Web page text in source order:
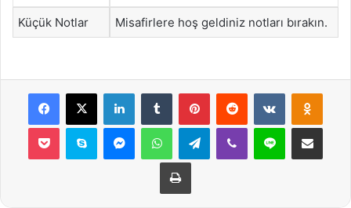
Küçük Notlar Misafirlere hoş geldiniz notları bırakın.
Facebook
X LinkedInTumblr PinterestReddit VKontakte
Pocket Skype MessengerWhatsAppTelegramViber Line E-Posta ile
Yazdır